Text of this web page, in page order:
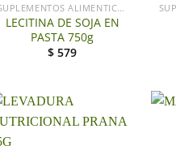
SUPLEMENTOS ALIMENTICIOS
LECITINA DE SOJA EN
PASTA 750g
$ 579